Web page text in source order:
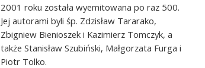
2001 roku została wyemitowana po raz 500.
Jej autorami byli śp. Zdzisław Tararako,
Zbigniew Bienioszek i Kazimierz Tomczyk, a
także Stanisław Szubiński, Małgorzata Furga i
Piotr Tolko.